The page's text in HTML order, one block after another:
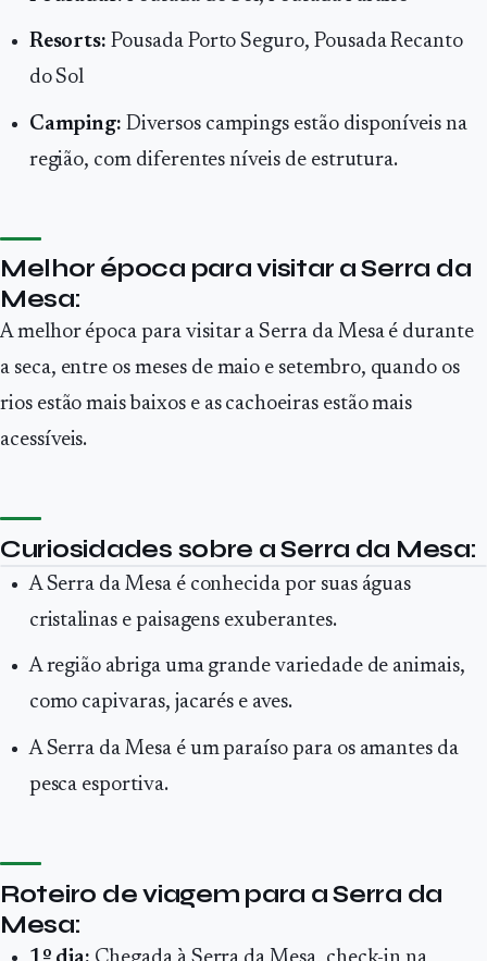
Resorts: Pousada Porto Seguro, Pousada Recanto
do Sol
Camping: Diversos campings estão disponíveis na
região, com diferentes níveis de estrutura.
Melhor época para visitar a Serra da
Mesa:
A melhor época para visitar a Serra da Mesa é durante
a seca, entre os meses de maio e setembro, quando os
rios estão mais baixos e as cachoeiras estão mais
acessíveis.
Curiosidades sobre a Serra da Mesa:
A Serra da Mesa é conhecida por suas águas
cristalinas e paisagens exuberantes.
A região abriga uma grande variedade de animais,
como capivaras, jacarés e aves.
A Serra da Mesa é um paraíso para os amantes da
pesca esportiva.
Roteiro de viagem para a Serra da
Mesa: